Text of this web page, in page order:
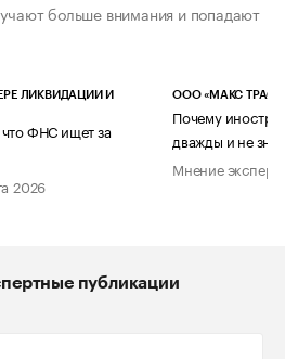
больше внимания и попадают
ЛИКВИДАЦИИ И
ФНС ищет за
2026
ООО «МАКС ТРАСТ»
Почему
дважды и не
Мнение
публикации